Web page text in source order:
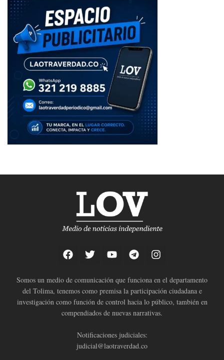
Somos un medio de comunicación que funciona en el departamento
del Tolima, tenemos como premisa la participación ciudadana e
investigación como función de control hacia lo público, también en
compendiados de nuevas narrativas.
Notificaciones judiciales:
judicial@laotraverdad.co